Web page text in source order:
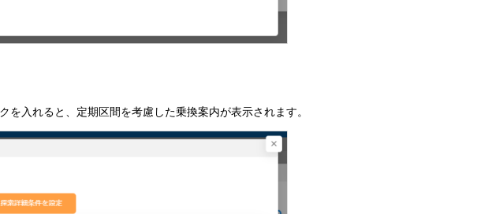
入れると、定期区間を考慮した乗換案内が表示されます。